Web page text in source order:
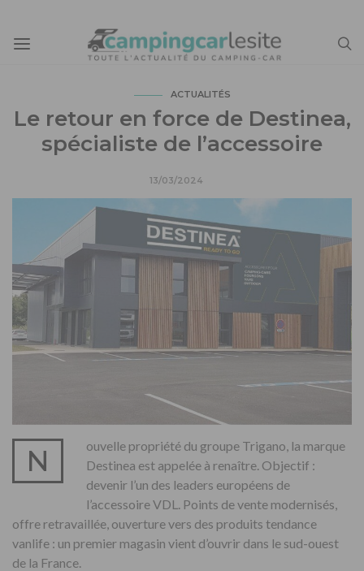
ACTUALITÉS
Le retour en force de Destinea,
spécialiste de l’accessoire
13/03/2024
N
ouvelle propriété du groupe Trigano, la marque
Destinea est appelée à renaître. Objectif :
devenir l’un des leaders européens de
l’accessoire VDL. Points de vente modernisés,
offre retravaillée, ouverture vers des produits tendance
vanlife : un premier magasin vient d’ouvrir dans le sud-ouest
de la France.